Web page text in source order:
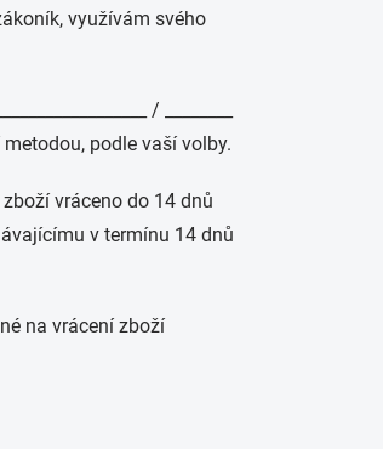
využívám svého
/ ________
podle vaší volby.
vráceno do 14 dnů
v termínu 14 dnů
na vrácení zboží